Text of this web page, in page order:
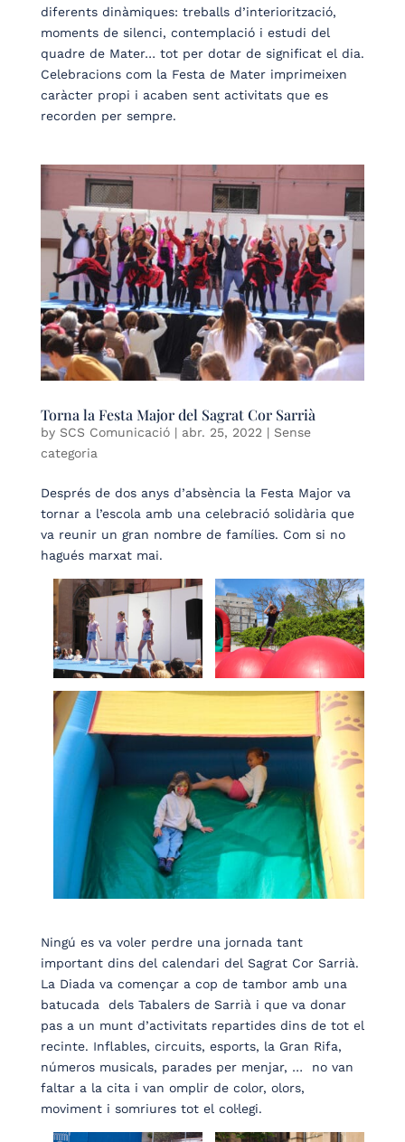
diferents dinàmiques: treballs d’interiorització,
moments de silenci, contemplació i estudi del
quadre de Mater… tot per dotar de significat el dia.
Celebracions com la Festa de Mater imprimeixen
caràcter propi i acaben sent activitats que es
recorden per sempre.
Torna la Festa Major del Sagrat Cor Sarrià
by SCS Comunicació| abr. 25, 2022| Sense
categoria
Després de dos anys d’absència la Festa Major va
tornar a l’escola amb una celebració solidària que
va reunir un gran nombre de famílies. Com si no
hagués marxat mai.
Ningú es va voler perdre una jornada tant
important dins del calendari del Sagrat Cor Sarrià.
La Diada va començar a cop de tambor amb una
batucada dels Tabalers de Sarrià i que va donar
pas a un munt d’activitats repartides dins de tot el
recinte. Inflables, circuits, esports, la Gran Rifa,
números musicals, parades per menjar, … no van
faltar a la cita i van omplir de color, olors,
moviment i somriures tot el col·legi.